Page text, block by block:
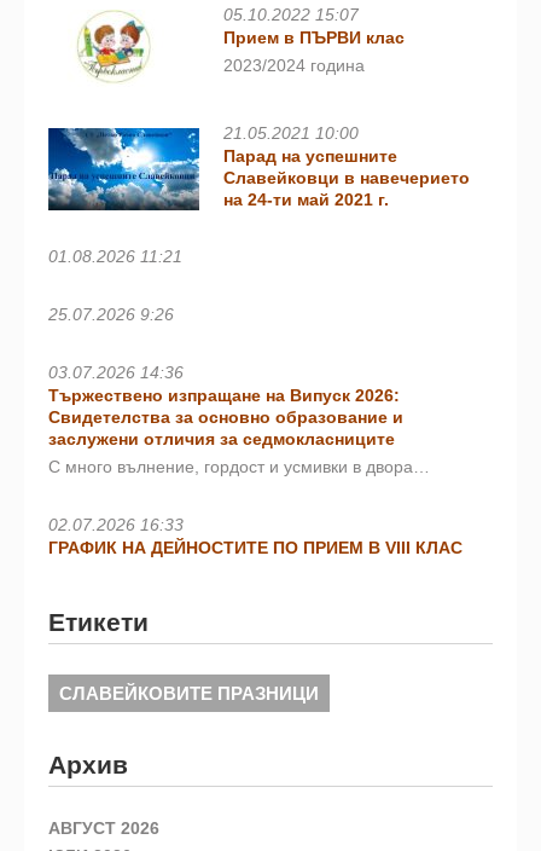
05.10.2022 15:07
Прием в ПЪРВИ клас
2023/2024 година
21.05.2021 10:00
Парад на успешните
Славейковци в навечерието
на 24-ти май 2021 г.
01.08.2026 11:21
25.07.2026 9:26
03.07.2026 14:36
Тържествено изпращане на Випуск 2026:
Свидетелства за основно образование и
заслужени отличия за седмокласниците
С много вълнение, гордост и усмивки в двора…
02.07.2026 16:33
ГРАФИК НА ДЕЙНОСТИТЕ ПО ПРИЕМ В VIII КЛАС
Етикети
СЛАВЕЙКОВИТЕ ПРАЗНИЦИ
Архив
АВГУСТ 2026